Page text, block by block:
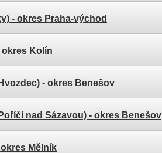
- okres Praha-východ
okres Kolín
- okres Benešov
nad Sázavou) - okres Benešov
Mělník